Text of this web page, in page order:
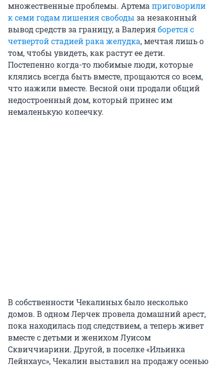
множественные проблемы. Артема приговорили
к семи годам лишения свободы за незаконный
вывод средств за границу, а Валерияборется с
четвертой стадией рака желудка, мечтая лишь о
том, чтобы увидеть, как растут ее дети.
Постепенно когда-то любимые люди, которые
клялись всегда быть вместе, прощаются со всем,
что нажили вместе. Весной они продали общий
недостроенный дом, который принес им
немаленькую копеечку.
В собственности Чекалиных было несколько
домов. В одном Лерчек провела домашний арест,
пока находилась под следствием, а теперь живет
вместе с детьми и женихом Луисом
Сквиччиарини. Другой, в поселке «Ильинка
Лейнхаус», Чекалин выставил на продажу осенью